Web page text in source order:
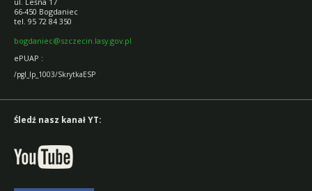
66-450 Bogdaniec
tel. 95 72 84 350
bogdaniec@szczecin.lasy.gov.pl
ePUAP :
/pgl_lp_1003/SkrytkaESP
Śledź nasz kanał YT: